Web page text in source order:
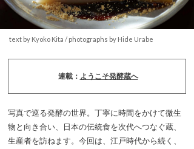
text by Kyoko Kita / photographs by Hide Urabe
連載： ようこそ発酵蔵へ
写真で巡る発酵の世界。丁寧に時間をかけて微生
物と向き合い、日本の伝統食を次代へつなぐ蔵、
生産者を訪ねます。今回は、江戸時代から続く、